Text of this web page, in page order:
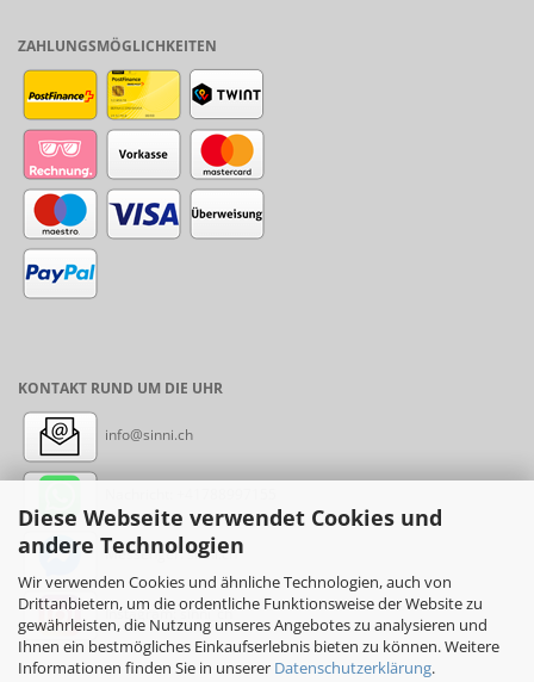
Diese Webseite verwendet Cookies und
andere Technologien
Wir verwenden Cookies und ähnliche Technologien, auch von
Drittanbietern, um die ordentliche Funktionsweise der Website zu
gewährleisten, die Nutzung unseres Angebotes zu analysieren und
Ihnen ein bestmögliches Einkaufserlebnis bieten zu können. Weitere
Informationen finden Sie in unserer Datenschutzerklärung.
ZAHLUNGSMÖGLICHKEITEN
KONTAKT RUND UM DIE UHR
info@sinni.ch
Messenger: sinni.ch
Instagram: sinni_ch